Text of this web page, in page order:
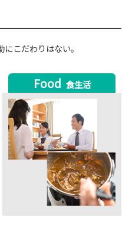
こだわりはない。
Food 食生活